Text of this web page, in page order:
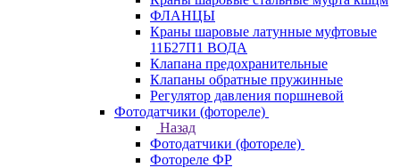
ФЛАНЦЫ
Краны шаровые латунные муфтовые
11Б27П1 ВОДА
Клапана предохранительные
Клапаны обратные пружинные
Регулятор давления поршневой
Фотодатчики (фотореле)
Назад
Фотодатчики (фотореле)
Фотореле ФР